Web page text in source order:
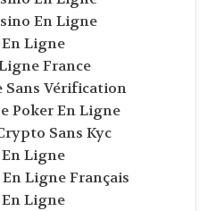
En Ligne
Ligne
France
Sans Vérification
Poker En Ligne
Sans Kyc
Ligne
Ligne Français
Ligne